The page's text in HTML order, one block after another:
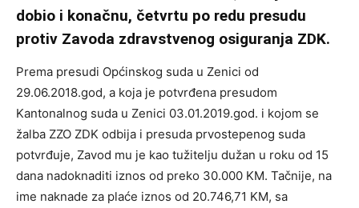
dobio i konačnu, četvrtu po redu presudu
protiv Zavoda zdravstvenog osiguranja ZDK.
Prema presudi Općinskog suda u Zenici od
29.06.2018.god, a koja je potvrđena presudom
Kantonalnog suda u Zenici 03.01.2019.god. i kojom se
žalba ZZO ZDK odbija i presuda prvostepenog suda
potvrđuje, Zavod mu je kao tužitelju dužan u roku od 15
dana nadoknaditi iznos od preko 30.000 KM. Tačnije, na
ime naknade za plaće iznos od 20.746,71 KM, sa